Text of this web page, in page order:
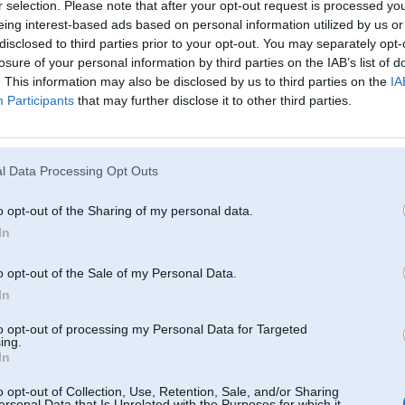
selection. Please note that after your opt-out request is processed
interest-based ads based on personal information utilized by us
to third parties prior to your opt-out. You may separately
of your personal information by third parties on the IAB’s list of
This information may also be disclosed by us to third parties on the
Participants that may further disclose it to other third parties.
Data Processing Opt Outs
opt-out of the Sharing of my personal data.
opt-out of the Sale of my Personal Data.
opt-out of processing my Personal Data for Targeted
opt-out of Collection, Use, Retention, Sale, and/or Sharing
2008, 01:05
nepatīk. nu nav vairs BMW
23:59
09:19
2009, 22:10
2009, 22:23